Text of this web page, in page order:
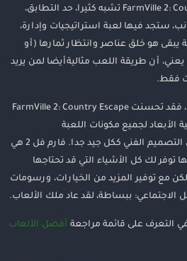
طريقة اللعب في FarmVille 2: Country Escape تشبه كثيرا، حد التطابق،
ستجد فيها لعبة استراتيجيات وإدارة،
يبقى هو خلق عناصر وانتظار ثمارها (أو
أن طريقة اللعب مثاليةأيضا لمن يريد
فقط.
فيما يخص الصور و الرسومات، فقد تحسنت FarmVille 2: Country Escape
الأبعاد لجميع مكونات اللعبة
وشخصياتها. أضف إلى ذلك،أن التصميم الفني ككل جيد جدا. فارم فل 2 هي
توفر لك كل الأشياء التي قد تحتاجها
مع توفير المزيد من الخيارات، ورسومات
الاجتماعي: ببساطة، لقد عاد ملك الألعاب.
التعرف على قائمة مراجعة أفضل الألعاب